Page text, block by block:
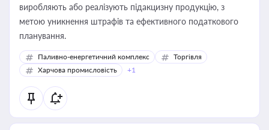
виробляють або реалізують підакцизну продукцію, з
метою уникнення штрафів та ефективного податкового
планування.
Паливно-енергетичний комплекс
Торгівля
Харчова промисловість
+1